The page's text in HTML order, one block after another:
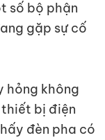
số bộ phận
gặp sự cố
hỏng không
bị điện
đèn pha có